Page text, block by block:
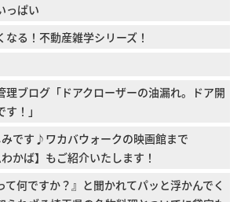
っぱい
る！不動産雑学シリーズ！
理ブログ「ドアクローザーの油漏れ。ドア開
！」
です♪ワカバウォークの映画館まで
かば】もご紹介いたします！
て何ですか？』と聞かれてパッと浮かんでく